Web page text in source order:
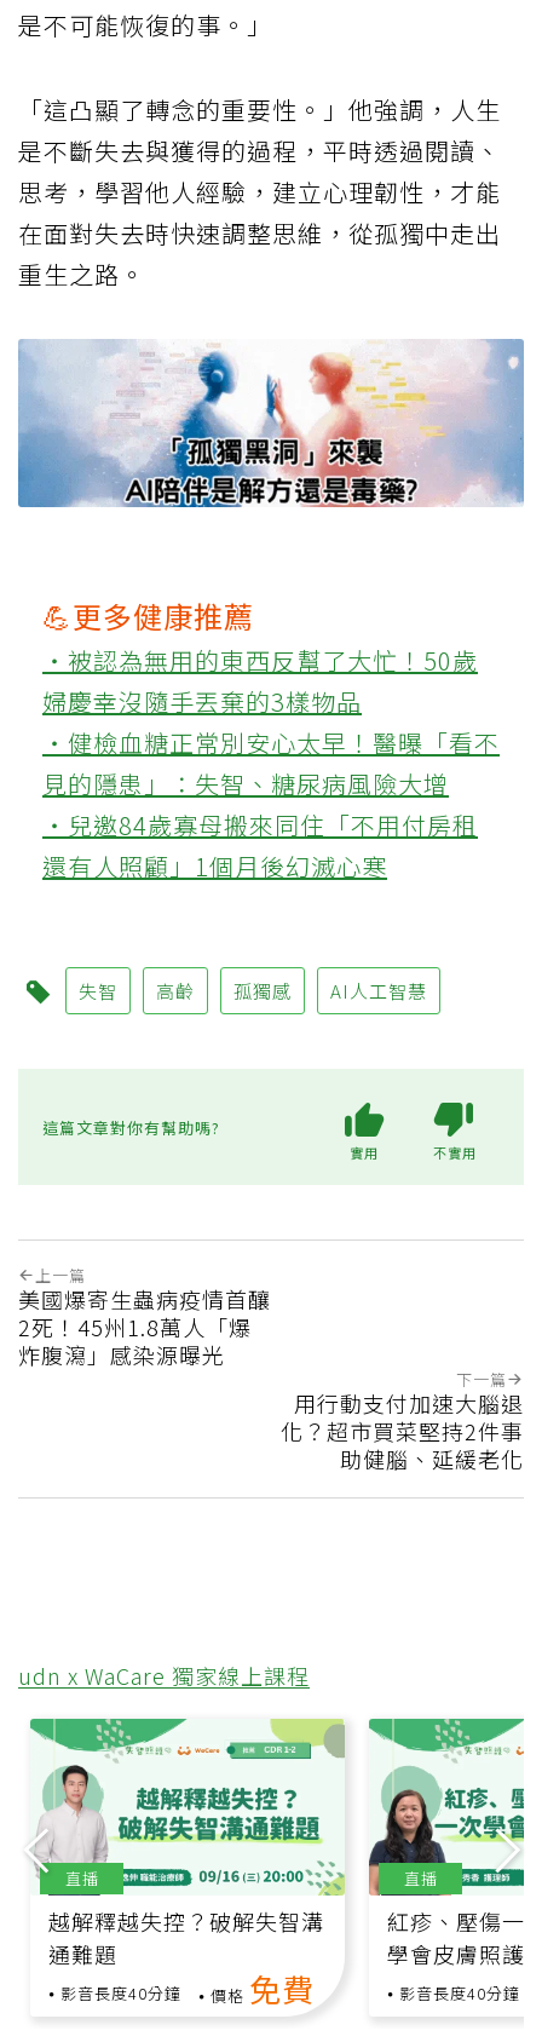
是不可能恢復的事。」
「這凸顯了轉念的重要性。」他強調，人生
是不斷失去與獲得的過程，平時透過閱讀、
思考，學習他人經驗，建立心理韌性，才能
在面對失去時快速調整思維，從孤獨中走出
重生之路。
💪更多健康推薦
‧被認為無用的東西反幫了大忙！50歲
婦慶幸沒隨手丟棄的3樣物品
‧健檢血糖正常別安心太早！醫曝「看不
見的隱患」：失智、糖尿病風險大增
‧兒邀84歲寡母搬來同住「不用付房租
還有人照顧」1個月後幻滅心寒
失智 高齡 孤獨感 AI人工智慧
這篇文章對你有幫助嗎?
實用 不實用
上一篇
美國爆寄生蟲病疫情首釀
2死！45州1.8萬人「爆
炸腹瀉」感染源曝光
下一篇
用行動支付加速大腦退
化？超市買菜堅持2件事
助健腦、延緩老化
udn x WaCare 獨家線上課程
越解釋越失控？破解失智溝
通難題
影音長度40分鐘 價格 免費
直播
紅疹、壓傷一
學會皮膚照護
影音長度40分鐘
直播